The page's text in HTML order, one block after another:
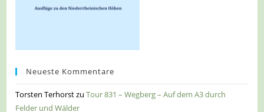
Neueste Kommentare
Torsten TerhorstzuTour 831 – Wegberg – Auf dem A3 durch
Felder und Wälder